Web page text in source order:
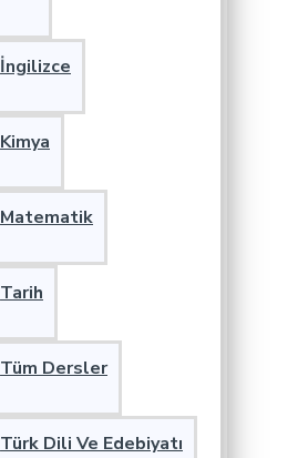
İngilizce
Kimya
Matematik
Tarih
Tüm Dersler
Türk Dili Ve Edebiyatı